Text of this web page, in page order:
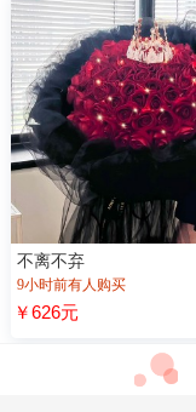
不离不弃
9小时前有人购买
￥626元